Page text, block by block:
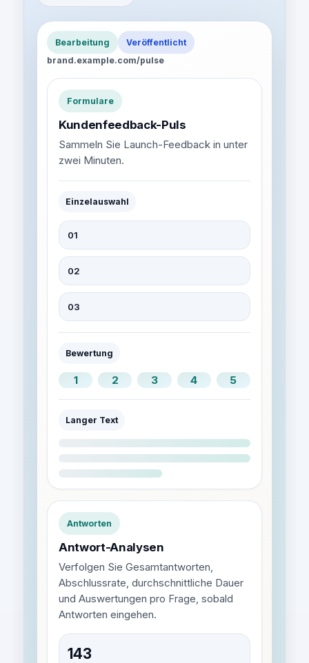
Bearbeitung
Veröffentlicht
brand.example.com/pulse
Formulare
Kundenfeedback-Puls
Sammeln Sie Launch-Feedback in unter
zwei Minuten.
Einzelauswahl
01
02
03
Bewertung
1 2 3 4 5
Langer Text
Antworten
Antwort-Analysen
Verfolgen Sie Gesamtantworten,
Abschlussrate, durchschnittliche Dauer
und Auswertungen pro Frage, sobald
Antworten eingehen.
143